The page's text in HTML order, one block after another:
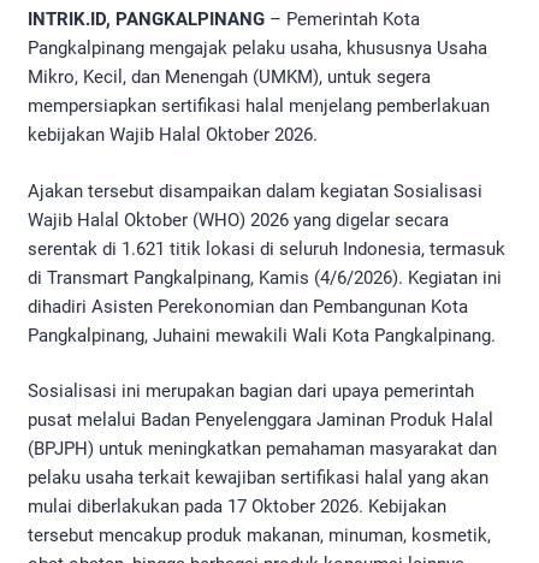
INTRIK.ID, PANGKALPINANG – Pemerintah Kota
Pangkalpinang mengajak pelaku usaha, khususnya Usaha
Mikro, Kecil, dan Menengah (UMKM), untuk segera
mempersiapkan sertifikasi halal menjelang pemberlakuan
kebijakan Wajib Halal Oktober 2026.
Ajakan tersebut disampaikan dalam kegiatan Sosialisasi
Wajib Halal Oktober (WHO) 2026 yang digelar secara
serentak di 1.621 titik lokasi di seluruh Indonesia, termasuk
di Transmart Pangkalpinang, Kamis (4/6/2026). Kegiatan ini
dihadiri Asisten Perekonomian dan Pembangunan Kota
Pangkalpinang, Juhaini mewakili Wali Kota Pangkalpinang.
Sosialisasi ini merupakan bagian dari upaya pemerintah
pusat melalui Badan Penyelenggara Jaminan Produk Halal
(BPJPH) untuk meningkatkan pemahaman masyarakat dan
pelaku usaha terkait kewajiban sertifikasi halal yang akan
mulai diberlakukan pada 17 Oktober 2026. Kebijakan
tersebut mencakup produk makanan, minuman, kosmetik,